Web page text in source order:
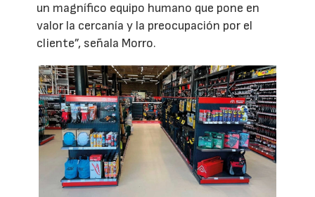
un magnífico equipo humano que pone en
valor la cercanía y la preocupación por el
cliente”, señala Morro.